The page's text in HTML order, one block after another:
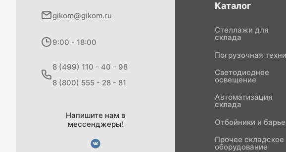
gikom@gikom.ru
9:00 - 18:00
8 (499) 110 - 40 - 98
8 (800) 555 - 28 - 81
Напишите нам в
мессенджеры!
Каталог
Стеллажи для
склада
Погрузочная
Светодиодное
освещение
Автоматизация
склада
Отбойники и
Прочее складское
оборудование